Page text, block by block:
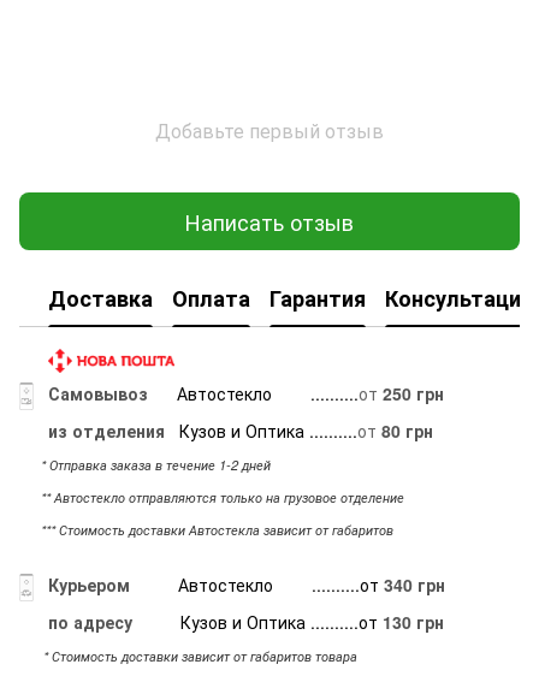
Добавьте первый отзыв
Написать отзыв
Доставка Оплата Гарантия Консультация
Самовывоз Автостекло ..........от 250 грн
из отделения Кузов и Оптика ..........от 80 грн
* Отправка заказа в течение 1-2 дней
** Автостекло отправляются только на грузовое отделение
*** Стоимость доставки Автостекла зависит от габаритов
Курьером Автостекло ..........от 340 грн
по адресу
Кузов и Оптика ..........от 130 грн
* Стоимость доставки зависит от габаритов товара